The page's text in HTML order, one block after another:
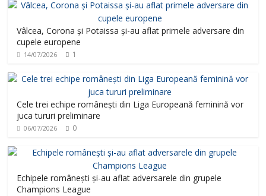
Vâlcea, Corona și Potaissa și-au aflat primele adversare din
cupele europene
14/07/2026 1
Cele trei echipe românești din Liga Europeană feminină vor
juca tururi preliminare
06/07/2026 0
Echipele românești și-au aflat adversarele din grupele
Champions League